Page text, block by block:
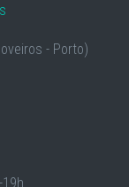
- Porto)